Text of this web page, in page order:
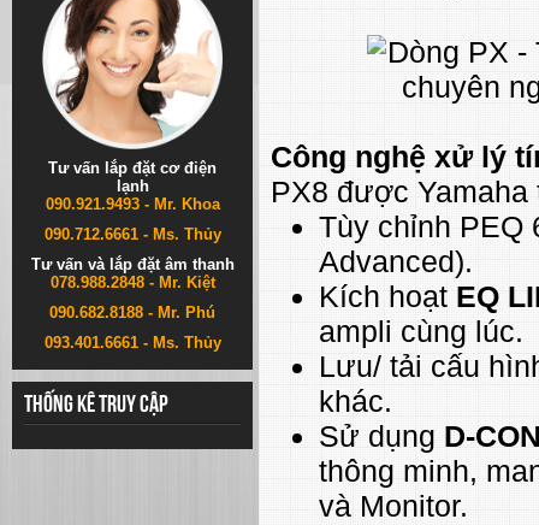
Tư vấn lắp đặt cơ điện
lạnh
090.921.9493 - Mr. Khoa
090.712.6661 - Ms. Thủy
Tư vấn và lắp đặt âm thanh
078.988.2848 - Mr. Kiệt
090.682.8188 - Mr. Phú
093.401.6661 - Ms. Thủy
Thống kê truy cập
Công nghệ xử lý
PX8 được
Tùy chỉnh PEQ
Advanced).
Kích hoạt EQ
ampli cùng lúc.
Lưu/ tải cấu
khác.
Sử dụng D-
thông minh,
và Monitor.